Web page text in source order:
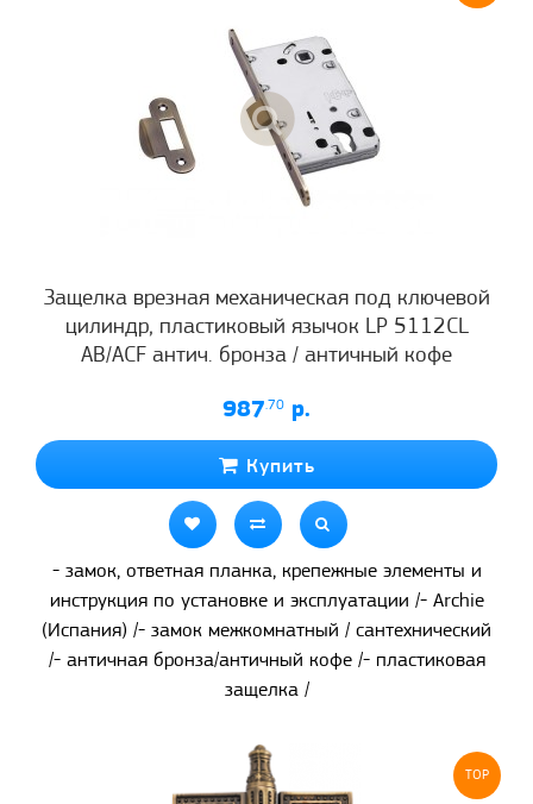
Защелка врезная механическая под ключевой
цилиндр, пластиковый язычок LP 5112CL
AB/ACF антич. бронза / античный кофе
987.70 р.
Купить
- замок, ответная планка, крепежные элементы и
инструкция по установке и эксплуатации /- Archie
(Испания) /- замок межкомнатный / сантехнический
/- античная бронза/античный кофе /- пластиковая
защелка /
TOP